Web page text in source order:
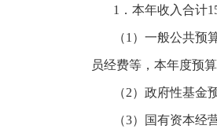
1．本年收入合计
（1）一般公共预
员经费等，本年度预
（2）政府性基金
（3）国有资本经